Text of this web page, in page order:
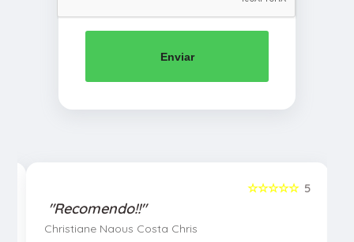
Enviar
5
☆☆☆☆☆
"Recomendo!!"
Christiane Naous Costa Chris